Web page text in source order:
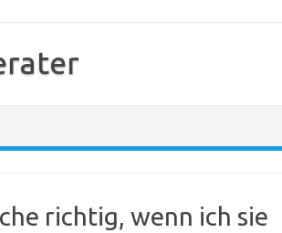
richtig, wenn ich sie